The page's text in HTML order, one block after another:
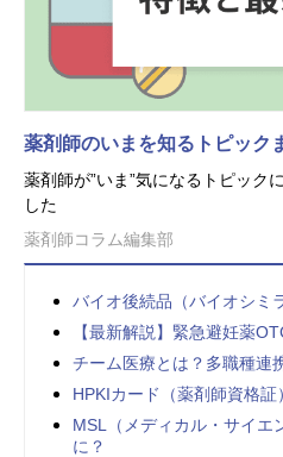
薬剤師のいまを知るトピック
薬剤師が”いま”気になるトピック
した
薬剤師コラム編集部
バイオ後続品（バイオシミ
【最新解説】緊急避妊薬
チーム医療とは？多職種連
HPKIカード（薬剤師資格証
MSL（メディカル・サイエ
に？